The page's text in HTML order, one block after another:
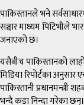
पाकिस्तानले भने
सञ्चार माध्यम पिटिभीले
जनाएको छ।
यसैबीच पाकिस्तानको
मिडिया रिपोर्टका अनुसार
पाकिस्तानी
भन्दै कडा निन्दा गरेका